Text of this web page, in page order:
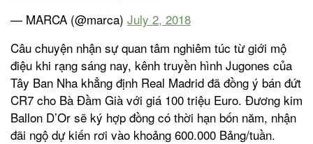
— MARCA (@marca) July 2, 2018
Câu chuyện nhận sự quan tâm nghiêm túc từ giới mộ
điệu khi rạng sáng nay, kênh truyền hình Jugones của
Tây Ban Nha khẳng định Real Madrid đã đồng ý bán đứt
CR7 cho Bà Đầm Già với giá 100 triệu Euro. Đương kim
Ballon D’Or sẽ ký hợp đồng có thời hạn bốn năm, nhận
đãi ngộ dự kiến rơi vào khoảng 600.000 Bảng/tuần.